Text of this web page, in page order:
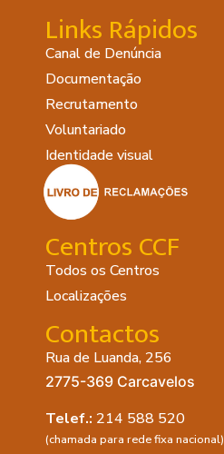
Links Rápidos
Canal de Denúncia
Documentação
Recrutamento
Voluntariado
Identidade visual
Centros CCF
Todos os Centros
Localizações
Contactos
Rua de Luanda, 256
2775-369 Carcavelos
Telef.: 214 588 520
(chamada para rede fixa nacional)